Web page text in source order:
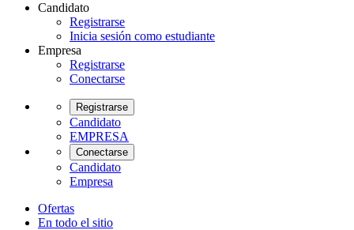
Candidato
Registrarse
Inicia sesión como estudiante
Empresa
Registrarse
Conectarse
Registrarse
Candidato
EMPRESA
Conectarse
Candidato
Empresa
Ofertas
En todo el sitio